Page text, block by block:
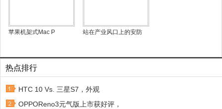
苹果机架式Mac P 站在产业风口上的安防
热点排行
HTC 10 Vs. 三星S7，外观
OPPOReno3元气版上市获好评，